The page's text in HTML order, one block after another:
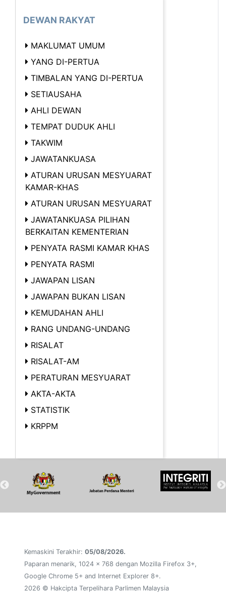
DEWAN RAKYAT
MAKLUMAT UMUM
YANG DI-PERTUA
TIMBALAN YANG DI-PERTUA
SETIAUSAHA
AHLI DEWAN
TEMPAT DUDUK AHLI
TAKWIM
JAWATANKUASA
ATURAN URUSAN MESYUARAT
KAMAR-KHAS
ATURAN URUSAN MESYUARAT
JAWATANKUASA PILIHAN
BERKAITAN KEMENTERIAN
PENYATA RASMI KAMAR KHAS
PENYATA RASMI
JAWAPAN LISAN
JAWAPAN BUKAN LISAN
KEMUDAHAN AHLI
RANG UNDANG-UNDANG
RISALAT
RISALAT-AM
PERATURAN MESYUARAT
AKTA-AKTA
STATISTIK
KRPPM
Kemaskini Terakhir: 05/08/2026.
Paparan menarik, 1024 x 768 dengan Mozilla Firefox 3+,
Google Chrome 5+ and Internet Explorer 8+.
2026 © Hakcipta Terpelihara Parlimen Malaysia